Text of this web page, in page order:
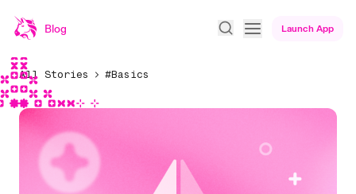
Blog Launch App
All Stories #Basics